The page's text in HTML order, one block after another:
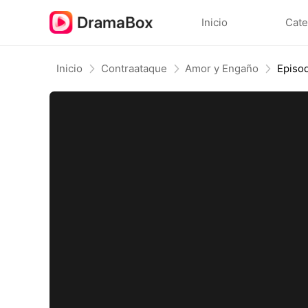
Inicio
Inicio Contraataque Amor y Engaño